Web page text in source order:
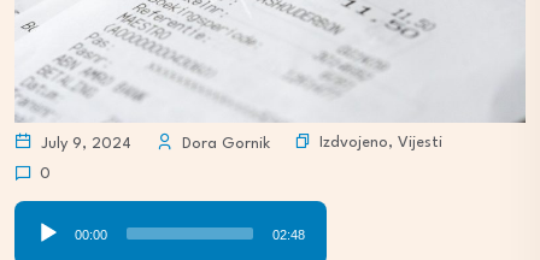
July 9, 2024 Dora Gornik Izdvojeno, Vijesti
0
Audio
Player
00:00 02:48